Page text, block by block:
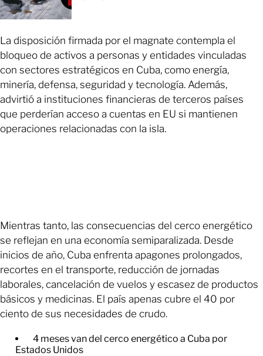
La disposición firmada por el magnate contempla el
bloqueo de activos a personas y entidades vinculadas
con sectores estratégicos en Cuba, como energía,
minería, defensa, seguridad y tecnología. Además,
advirtió a instituciones financieras de terceros países
que perderían acceso a cuentas en EU si mantienen
operaciones relacionadas con la isla.
Mientras tanto, las consecuencias del cerco energético
se reflejan en una economía semiparalizada. Desde
inicios de año, Cuba enfrenta apagones prolongados,
recortes en el transporte, reducción de jornadas
laborales, cancelación de vuelos y escasez de productos
básicos y medicinas. El país apenas cubre el 40 por
ciento de sus necesidades de crudo.
4 meses van del cerco energético a Cuba por
Estados Unidos